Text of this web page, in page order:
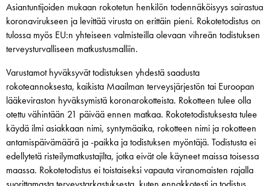
Asiantuntijoiden mukaan rokotetun henkilön todennäköisyys sairastua
koronavirukseen ja levittää virusta on erittäin pieni. Rokotetodistus on
tulossa myös EU:n yhteiseen valmisteilla olevaan vihreän todistuksen
terveysturvalliseen matkustusmalliin.
Varustamot hyväksyvät todistuksen yhdestä saadusta
rokoteannoksesta, kaikista Maailman terveysjärjestön tai Euroopan
lääkeviraston hyväksymistä koronarokotteista. Rokotteen tulee olla
otettu vähintään 21 päivää ennen matkaa. Rokotetodistuksesta tulee
käydä ilmi asiakkaan nimi, syntymäaika, rokotteen nimi ja rokotteen
antamispäivämäärä ja -paikka ja todistuksen myöntäjä. Todistusta ei
edellytetä risteilymatkustajilta, jotka eivät ole käyneet maissa toisessa
maassa. Rokotetodistus ei toistaiseksi vapauta viranomaisten rajalla